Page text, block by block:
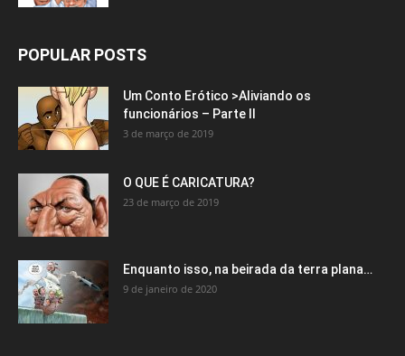
POPULAR POSTS
Um Conto Erótico >Aliviando os
funcionários – Parte II
3 de março de 2019
O QUE É CARICATURA?
23 de março de 2019
Enquanto isso, na beirada da terra plana…
9 de janeiro de 2020